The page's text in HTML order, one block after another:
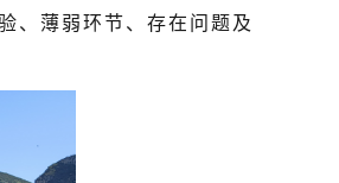
、薄弱环节、存在问题及